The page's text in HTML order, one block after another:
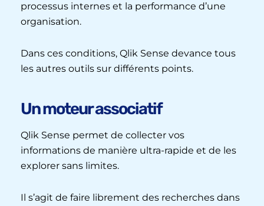
processus internes et la performance d’une
organisation.
Dans ces conditions, Qlik Sense devance tous
les autres outils sur différents points.
Un moteur associatif
Qlik Sense permet de collecter vos
informations de manière ultra-rapide et de les
explorer sans limites.
Il s’agit de faire librement des recherches dans